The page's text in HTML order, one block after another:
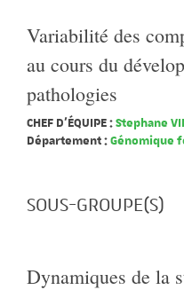
Variabilité des
au cours du
pathologies
CHEF D'ÉQUIPE :Stephane
Département :Génomique
SOUS-GROUPE(S)
Dynamiques de la